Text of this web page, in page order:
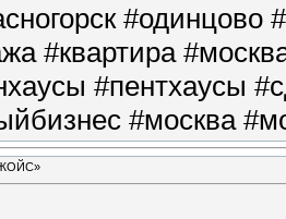
#квартира
#пентхаусы
#москва